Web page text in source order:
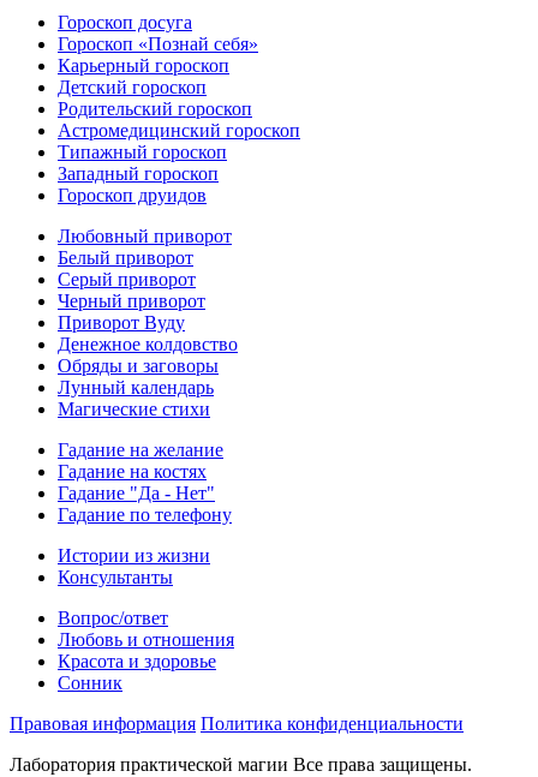
Гороскоп досуга
Гороскоп «Познай себя»
Карьерный гороскоп
Детский гороскоп
Родительский гороскоп
Астромедицинский гороскоп
Типажный гороскоп
Западный гороскоп
Гороскоп друидов
Любовный приворот
Белый приворот
Серый приворот
Черный приворот
Приворот Вуду
Денежное колдовство
Обряды и заговоры
Лунный календарь
Магические стихи
Гадание на желание
Гадание на костях
Гадание "Да - Нет"
Гадание по телефону
Истории из жизни
Консультанты
Вопрос/ответ
Любовь и отношения
Красота и здоровье
Сонник
Правовая информация Политика конфиденциальности
Лаборатория практической магии Все права защищены.